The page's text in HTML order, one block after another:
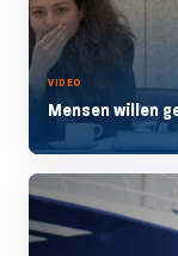
VIDEO
Mensen willen